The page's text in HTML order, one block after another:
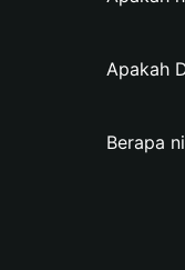
Apakah
Berapa